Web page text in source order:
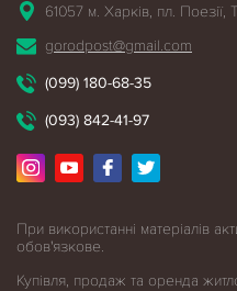
61057 м. Харків, пл. Поезії,
gorodpost@gmail.com
(099) 180-68-35
(093) 842-41-97
При використанні матеріалів
обов'язкове.
Купівля, продаж та оренда